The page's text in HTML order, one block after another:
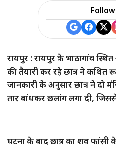
Follow
रायपुर : रायपुर के भाठागांव
की तैयारी कर रहे छात्र ने कथित
जानकारी के अनुसार छात्र ने दो
तार बांधकर छलांग लगा दी,
घटना के बाद छात्र का शव